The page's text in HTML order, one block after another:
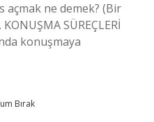
açmak ne demek? (Bir
SÜREÇLERİ
konuşmaya
Bırak